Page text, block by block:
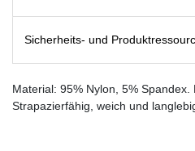
Sicherheits- und
Material: 95% Nylon, 5% Spandex.
Strapazierfähig, weich und